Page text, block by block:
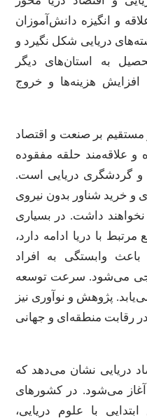
و انگیزه دانش‌آموزان
دریایی شکل نگیرد و
به استان‌های دیگر
افزایش هزینه‌ها و خروج
مستقیم بر صنعت و اقتصاد
و علاقه‌مند حلقه مفقوده
و گردشگری دریایی است.
و خرید شناور بدون نیروی
داشت. در بسیاری
مرتبط با دریا ادامه دارد،
باعث وابستگی به افراد
می‌شود. سرعت توسعه
پژوهش و نوآوری نیز
رقابت منطقه‌ای و جهانی
دریایی نشان می‌دهد که
می‌شود. در کشورهای
با علوم دریایی،